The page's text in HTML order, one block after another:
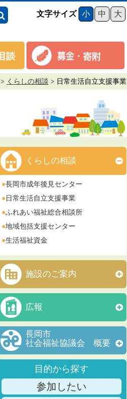
文字サイズ 小 中 大
> くらしの相談 > 日常生活自立支援事業
くらしの相談
長岡市成年後見センター
日常生活自立支援事業
ふれあい福祉総合相談所
地域包括支援センター
生活福祉資金
施設のご案内
広報
長岡市
社会福祉協議会 概要
目的から探す
参加したい